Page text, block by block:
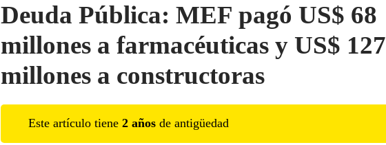
Deuda Pública: MEF pagó US$ 68
millones a farmacéuticas y US$ 127
millones a constructoras
Este artículo tiene 2 años de antigüedad